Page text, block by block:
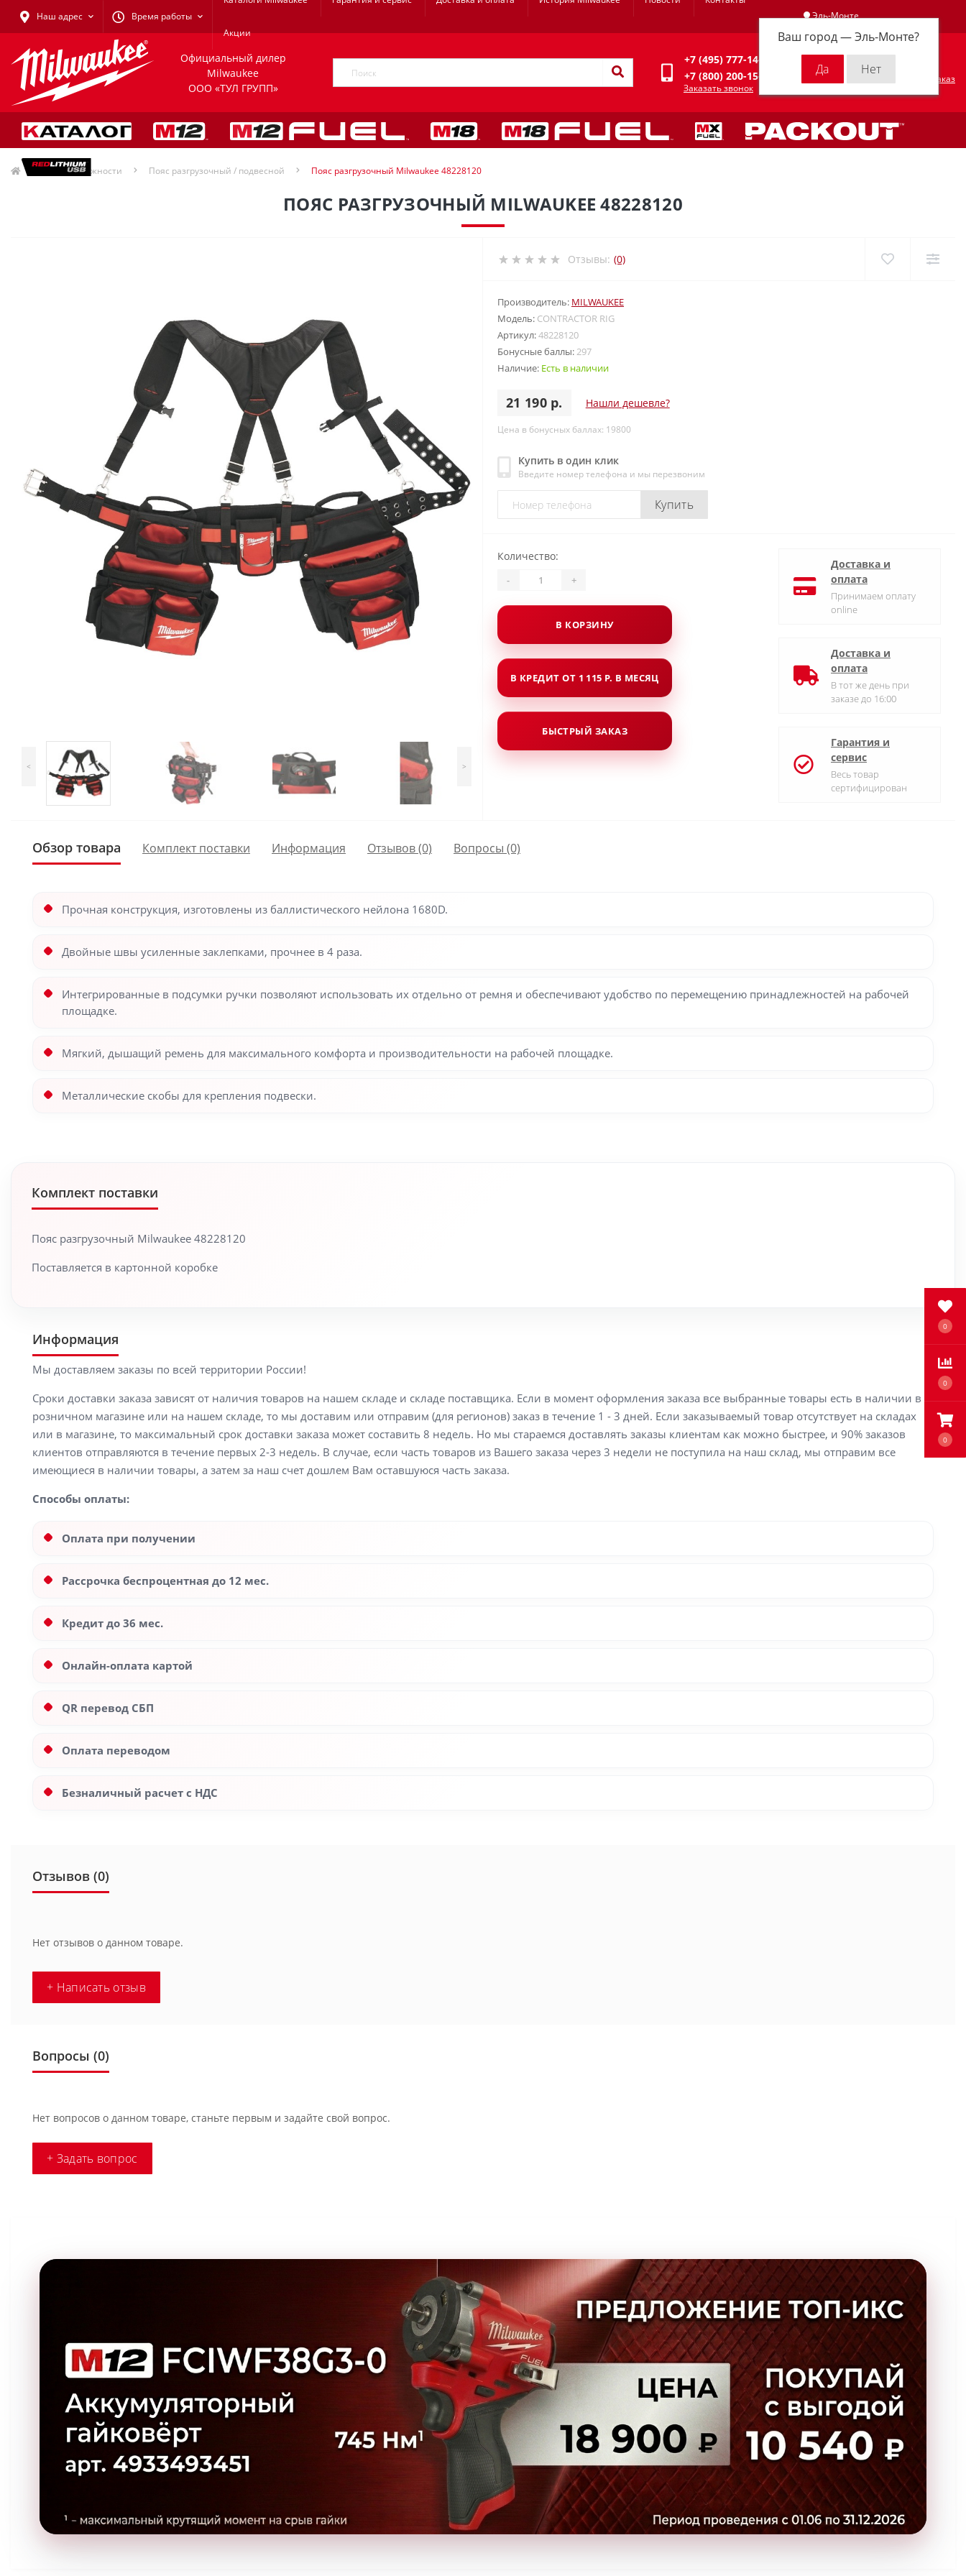
0
0
0
Наш адрес Время работы
Акции
Эль-Монте
Ваш город —Эль-Монте?
Личный кабинет
Официальный дилер
Milwaukee
ООО «ТУЛ ГРУПП»
+7 (495) 777-14-94
+7 (800) 200-15-94
Заказать звонок
Оформить заказ
Принадлежности Пояс разгрузочный / подвесной Пояс разгрузочный Milwaukee 48228120
ПОЯС РАЗГРУЗОЧНЫЙ MILWAUKEE 48228120
< >
Отзывы: (0)
Производитель: MILWAUKEE
Модель: CONTRACTOR RIG
Артикул:48228120
Бонусные баллы:297
Наличие: Есть в наличии
21 190 р. Нашли дешевле?
Цена в бонусных баллах: 19800
Купить в один клик
Введите номер телефона и мы перезвоним
Купить
Количество:
- +
В КОРЗИНУ
В КРЕДИТ ОТ 1 115 Р. В МЕСЯЦ
БЫСТРЫЙ ЗАКАЗ
Доставка и
оплата
Принимаем оплату
online
Доставка и
оплата
В тот же день при
заказе до 16:00
Гарантия и
сервис
Весь товар
сертифицирован
Обзор товара Комплект поставки Информация Отзывов (0) Вопросы (0)
Прочная конструкция, изготовлены из баллистического нейлона 1680D.
Двойные швы усиленные заклепками, прочнее в 4 раза.
Интегрированные в подсумки ручки позволяют использовать их отдельно от ремня и обеспечивают удобство по перемещению принадлежностей на рабочей
площадке.
Мягкий, дышащий ремень для максимального комфорта и производительности на рабочей площадке.
Металлические скобы для крепления подвески.
Комплект поставки
Пояс разгрузочный Milwaukee 48228120
Поставляется в картонной коробке
Информация
Мы доставляем заказы по всей территории России!
Сроки доставки заказа зависят от наличия товаров на нашем складе и складе поставщика. Если в момент оформления заказа все выбранные товары есть в наличии в
розничном магазине или на нашем складе, то мы доставим или отправим (для регионов) заказ в течение 1 - 3 дней. Если заказываемый товар отсутствует на складах
или в магазине, то максимальный срок доставки заказа может составить 8 недель. Но мы стараемся доставлять заказы клиентам как можно быстрее, и 90% заказов
клиентов отправляются в течение первых 2-3 недель. В случае, если часть товаров из Вашего заказа через 3 недели не поступила на наш склад, мы отправим все
имеющиеся в наличии товары, а затем за наш счет дошлем Вам оставшуюся часть заказа.
Способы оплаты:
Оплата при получении
Рассрочка беспроцентная до 12 мес.
Кредит до 36 мес.
Онлайн-оплата картой
QR перевод СБП
Оплата переводом
Безналичный расчет с НДС
Отзывов (0)
Нет отзывов о данном товаре.
+ Написать отзыв
Вопросы (0)
Нет вопросов о данном товаре, станьте первым и задайте свой вопрос.
+ Задать вопрос